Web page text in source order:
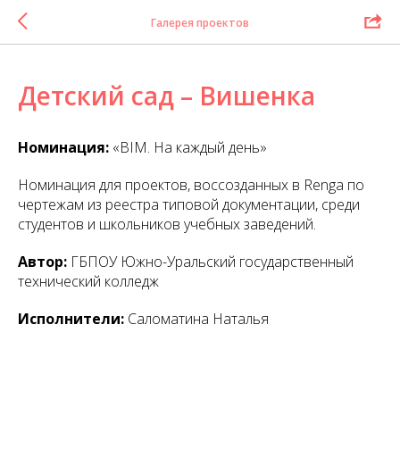
Галерея проектов
Детский сад – Вишенка
Номинация: «BIM. На каждый день»
Номинация для проектов, воссозданных в Renga по
чертежам из реестра типовой документации, среди
студентов и школьников учебных заведений.
Автор: ГБПОУ Южно-Уральский государственный
технический колледж
Исполнители: Саломатина Наталья